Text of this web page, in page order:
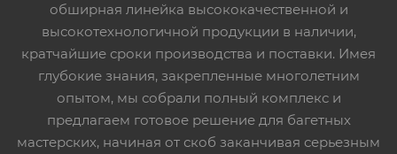
обширная линейка высококачественной и
высокотехнологичной продукции в наличии,
кратчайшие сроки производства и поставки. Имея
глубокие знания, закрепленные многолетним
опытом, мы собрали полный комплекс и
предлагаем готовое решение для багетных
мастерских, начиная от скоб заканчивая серьезным